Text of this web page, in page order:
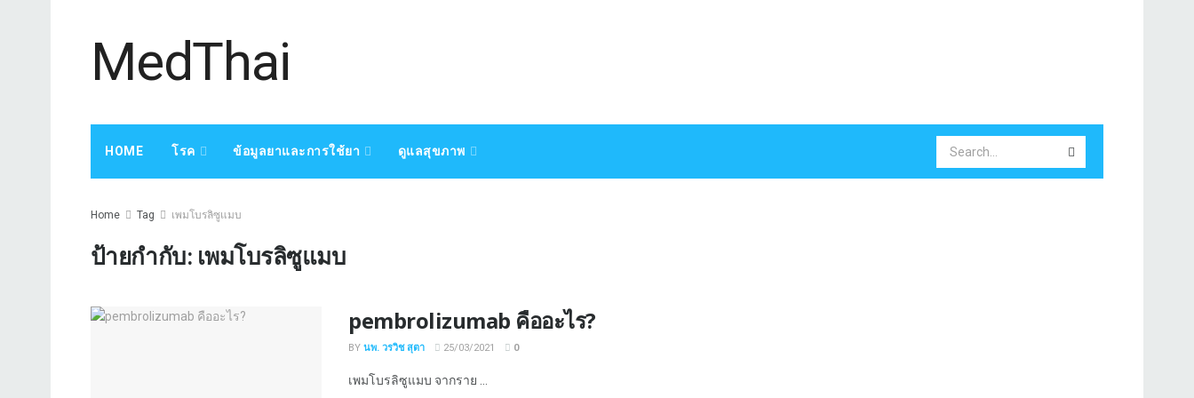
MedThai
HOME โรค ข้อมูลยาและการใช้ยา ดูแลสุขภาพ
Home Tag เพมโบรลิซูแมบ
ป้ายกำกับ: เพมโบรลิซูแมบ
pembrolizumab คืออะไร?
BY นพ. วรวิช สุตา 25/03/2021 0
เพมโบรลิซูแมบ จากราย ...